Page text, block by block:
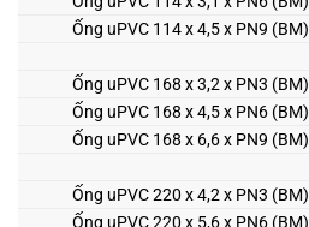
Ống uPVC 114 x 4,5 x PN9 (BM)
Ống uPVC 168 x 3,2 x PN3 (BM)
Ống uPVC 168 x 4,5 x PN6 (BM)
Ống uPVC 168 x 6,6 x PN9 (BM)
Ống uPVC 220 x 4,2 x PN3 (BM)
Ống uPVC 220 x 5,6 x PN6 (BM)